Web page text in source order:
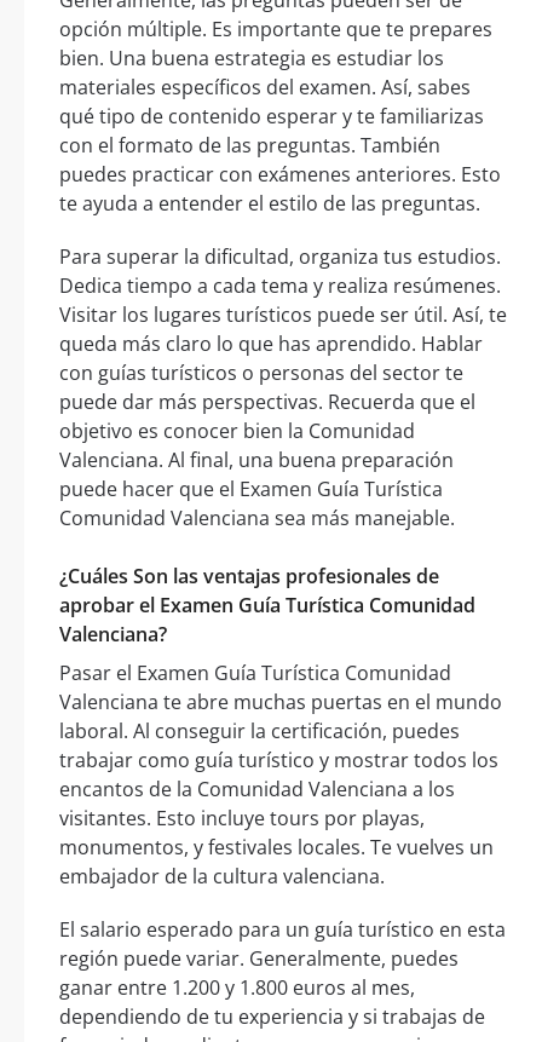
opción múltiple. Es importante que te prepares
bien. Una buena estrategia es estudiar los
materiales específicos del examen. Así, sabes
qué tipo de contenido esperar y te familiarizas
con el formato de las preguntas. También
puedes practicar con exámenes anteriores. Esto
te ayuda a entender el estilo de las preguntas.
Para superar la dificultad, organiza tus estudios.
Dedica tiempo a cada tema y realiza resúmenes.
Visitar los lugares turísticos puede ser útil. Así, te
queda más claro lo que has aprendido. Hablar
con guías turísticos o personas del sector te
puede dar más perspectivas. Recuerda que el
objetivo es conocer bien la Comunidad
Valenciana. Al final, una buena preparación
puede hacer que el Examen Guía Turística
Comunidad Valenciana sea más manejable.
¿Cuáles Son las ventajas profesionales de
aprobar el Examen Guía Turística Comunidad
Valenciana?
Pasar el Examen Guía Turística Comunidad
Valenciana te abre muchas puertas en el mundo
laboral. Al conseguir la certificación, puedes
trabajar como guía turístico y mostrar todos los
encantos de la Comunidad Valenciana a los
visitantes. Esto incluye tours por playas,
monumentos, y festivales locales. Te vuelves un
embajador de la cultura valenciana.
El salario esperado para un guía turístico en esta
región puede variar. Generalmente, puedes
ganar entre 1.200 y 1.800 euros al mes,
dependiendo de tu experiencia y si trabajas de